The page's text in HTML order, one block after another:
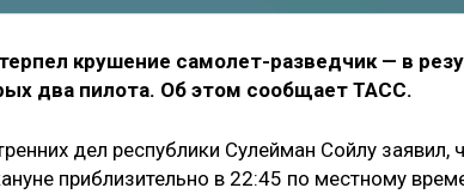
крушение самолет-разведчик — в
два пилота. Об этом сообщает ТАСС.
дел республики Сулейман Сойлу
приблизительно в 22:45 по местному